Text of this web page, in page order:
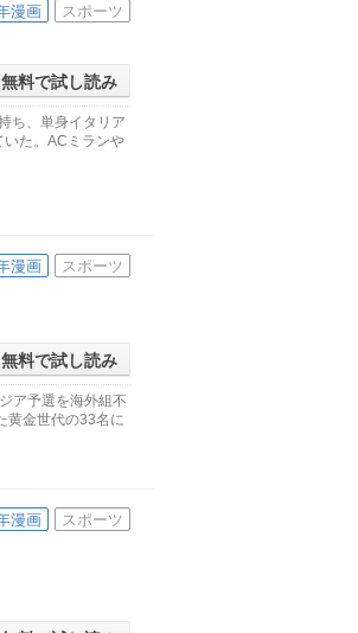
漫画 スポーツ
無料で試し読み
ち、単身イタリア
いた。ACミランや
漫画 スポーツ
無料で試し読み
ア予選を海外組不
黄金世代の33名に
漫画 スポーツ